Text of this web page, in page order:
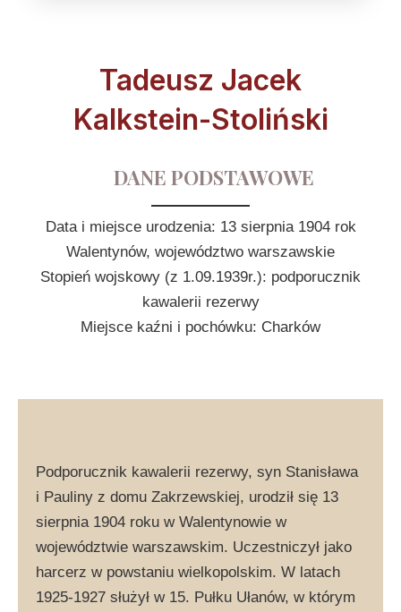
Tadeusz Jacek
Kalkstein-Stoliński
DANE PODSTAWOWE
Data i miejsce urodzenia: 13 sierpnia 1904 rok
Walentynów, województwo warszawskie
Stopień wojskowy (z 1.09.1939r.): podporucznik
kawalerii rezerwy
Miejsce kaźni i pochówku: Charków
Podporucznik kawalerii rezerwy, syn Stanisława
i Pauliny z domu Zakrzewskiej, urodził się 13
sierpnia 1904 roku w Walentynowie w
województwie warszawskim. Uczestniczył jako
harcerz w powstaniu wielkopolskim. W latach
1925-1927 służył w 15. Pułku Ułanów, w którym